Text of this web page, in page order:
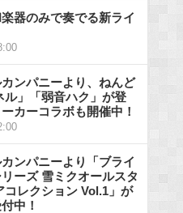
器のみで奏でる新ライ
ンパニーより、ねんど
ル」「弱音ハク」が登
カーコラボも開催中！
ンパニーより「ブライ
ーズ 雪ミクオールスタ
コレクション Vol.1」が
中！